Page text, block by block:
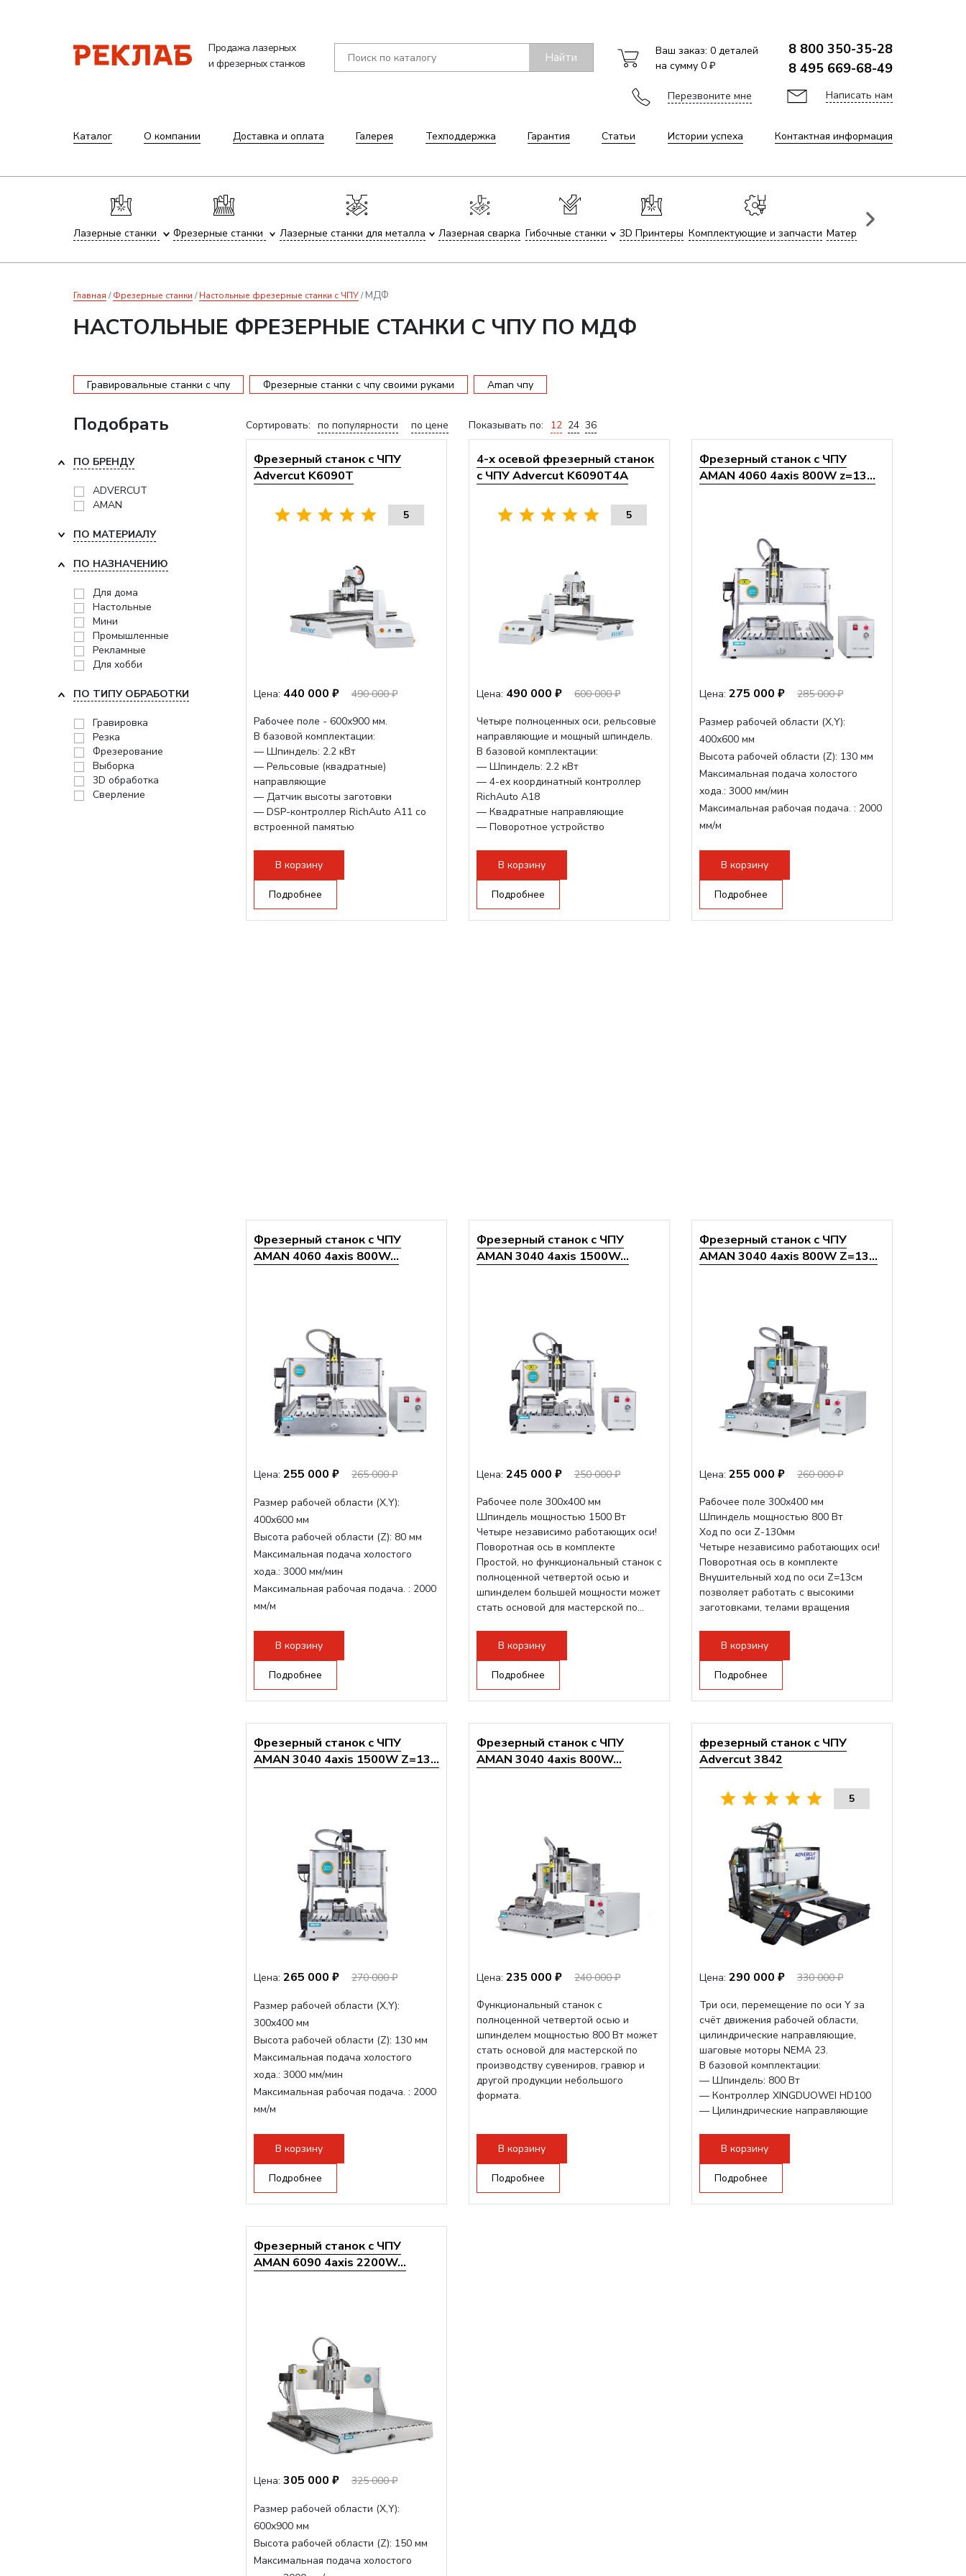
Продажа лазерных
и фрезерных станков
Найти Ваш заказ: 0деталей
на сумму 0 ₽
8 800 350-35-28
8 495 669-68-49
Перезвоните мне Написать нам
Каталог О компании Доставка и оплата Галерея Техподдержка Гарантия Статьи Истории успеха Контактная информация
Лазерные станки Фрезерные станки Лазерные станки для металла Лазерная сварка Гибочные станки 3D Принтеры Комплектующие и запчасти Материалы для лазерной
Главная Фрезерные станки Настольные фрезерные станки с ЧПУ МДФ
НАСТОЛЬНЫЕ ФРЕЗЕРНЫЕ СТАНКИ С ЧПУ ПО МДФ
Гравировальные станки с чпу Фрезерные станки с чпу своими руками Аman чпу
Сортировать: по популярности по цене Показывать по: 12 24 36
Фрезерный станок с ЧПУ
Advercut K6090T
5
Цена: 440 000 ₽
490 000 ₽
Рабочее поле - 600х900 мм.
В базовой комплектации:
— Шпиндель: 2.2 кВт
— Рельсовые (квадратные)
направляющие
— Датчик высоты заготовки
— DSP-контроллер RichAuto A11 со
встроенной памятью
Увеличение хода по...
В корзину
Подробнее
4-х осевой фрезерный станок
с ЧПУ Advercut K6090T4A
5
Цена: 490 000 ₽
600 000 ₽
Четыре полноценных оси, рельсовые
направляющие и мощный шпиндель.
В базовой комплектации:
— Шпиндель: 2.2 кВт
— 4-ех координатный контроллер
RichAuto A18
— Квадратные направляющие
— Поворотное устройство
В корзину
Подробнее
Фрезерный станок с ЧПУ
AMAN 4060 4axis 800W z=13...
Цена: 275 000 ₽ 285 000 ₽
Размер рабочей области (Х,Y):
400x600 мм
Высота рабочей области (Z): 130 мм
Максимальная подача холостого
хода.: 3000 мм/мин
Максимальная рабочая подача. : 2000
мм/м
стандартно:Т-слот
Цанговый патрон:ER11
Мощность шпинделя:
В корзину
Подробнее
Фрезерный станок с ЧПУ
AMAN 4060 4axis 800W...
Цена: 255 000 ₽ 265 000 ₽
Размер рабочей области (Х,Y):
400x600 мм
Высота рабочей области (Z): 80 мм
Максимальная подача холостого
хода.: 3000 мм/мин
Максимальная рабочая подача. : 2000
мм/м
стандартно:
Цанговый патрон:ER11
Мощность шпинделя:
В корзину
Подробнее
Фрезерный станок с ЧПУ
AMAN 3040 4axis 1500W...
Цена: 245 000 ₽
250 000 ₽
Рабочее поле 300х400 мм
Шпиндель мощностью 1500 Вт
Четыре независимо работающих оси!
Поворотная ось в комплекте
Простой, но функциональный станок с
полноценной четвертой осью и
шпинделем большей мощности может
стать основой для мастерской по...
В корзину
Подробнее
Фрезерный станок с ЧПУ
AMAN 3040 4axis 800W Z=13...
Цена: 255 000 ₽
260 000 ₽
Рабочее поле 300х400 мм
Шпиндель мощностью 800 Вт
Ход по оси Z-130мм
Четыре независимо работающих оси!
Поворотная ось в комплекте
Внушительный ход по оси Z=13см
позволяет работать с высокими
заготовками, телами вращения
В корзину
Подробнее
Фрезерный станок с ЧПУ
AMAN 3040 4axis 1500W Z=13...
Цена: 265 000 ₽ 270 000 ₽
Размер рабочей области (Х,Y):
300x400 мм
Высота рабочей области (Z): 130 мм
Максимальная подача холостого
хода.: 3000 мм/мин
Максимальная рабочая подача. : 2000
мм/м
стандартно:
Цанговый патрон:ER11
Мощность шпинделя:
В корзину
Подробнее
Фрезерный станок с ЧПУ
AMAN 3040 4axis 800W...
Цена: 235 000 ₽
240 000 ₽
Функциональный станок с
полноценной четвертой осью и
шпинделем мощностью 800 Вт может
стать основой для мастерской по
производству сувениров, гравюр и
другой продукции небольшого
формата.
В корзину
Подробнее
фрезерный станок с ЧПУ
Advercut 3842
5
Цена: 290 000 ₽
330 000 ₽
Три оси, перемещение по оси Y за
счёт движения рабочей области,
цилиндрические направляющие,
шаговые моторы NEMA 23.
В базовой комплектации:
— Шпиндель: 800 Вт
— Контроллер XINGDUOWEI HD100
— Цилиндрические направляющие
В корзину
Подробнее
Фрезерный станок с ЧПУ
AMAN 6090 4axis 2200W...
Цена: 305 000 ₽ 325 000 ₽
Размер рабочей области (Х,Y):
600x900 мм
Высота рабочей области (Z): 150 мм
Максимальная подача холостого
Подобрать
ПО БРЕНДУ
ADVERCUT
AMAN
ПО МАТЕРИАЛУ
ПО НАЗНАЧЕНИЮ
Для дома
Настольные
Мини
Промышленные
Рекламные
Для хобби
ПО ТИПУ ОБРАБОТКИ
Гравировка
Резка
Фрезерование
Выборка
3D обработка
Сверление